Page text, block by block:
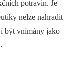
potravin. Je
nelze nahradit
být vnímány jako